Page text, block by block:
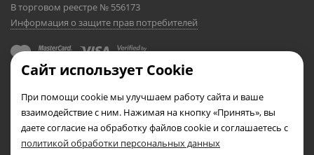
В торговом реестре № 556173
Информация о защите прав потребителей
Сайт использует Cookie
При помощи cookie мы улучшаем работу сайта и ваше
взаимодействие с ним. Нажимая на кнопку «Принять», вы
даете согласие на обработку файлов cookie и соглашаетесь с
политикой обработки персональных данных